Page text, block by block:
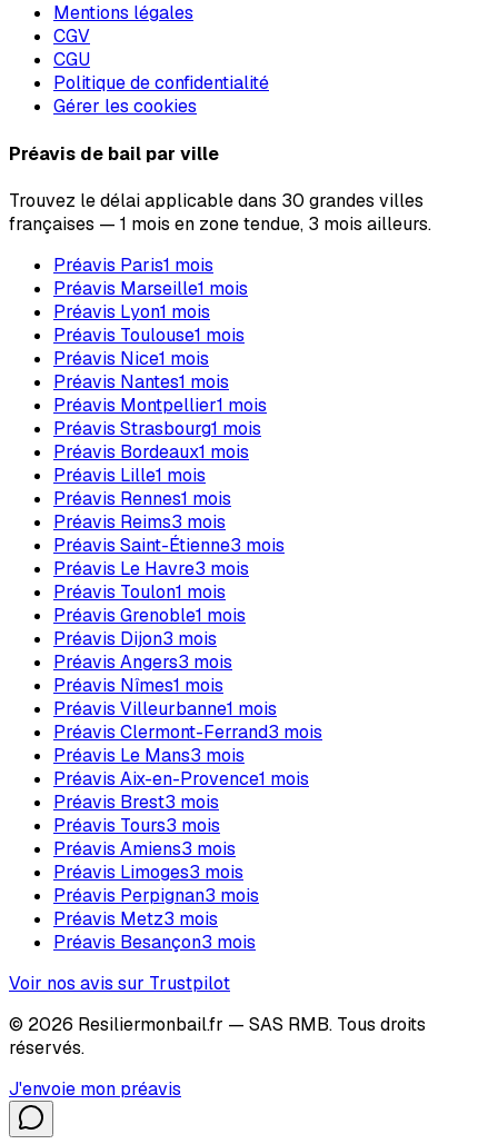
Mentions légales
CGV
CGU
Politique de confidentialité
Gérer les cookies
Préavis de bail par ville
Trouvez le délai applicable dans 30 grandes villes
françaises — 1 mois en zone tendue, 3 mois ailleurs.
Préavis Paris1 mois
Préavis Marseille1 mois
Préavis Lyon1 mois
Préavis Toulouse1 mois
Préavis Nice1 mois
Préavis Nantes1 mois
Préavis Montpellier1 mois
Préavis Strasbourg1 mois
Préavis Bordeaux1 mois
Préavis Lille1 mois
Préavis Rennes1 mois
Préavis Reims3 mois
Préavis Saint-Étienne3 mois
Préavis Le Havre3 mois
Préavis Toulon1 mois
Préavis Grenoble1 mois
Préavis Dijon3 mois
Préavis Angers3 mois
Préavis Nîmes1 mois
Préavis Villeurbanne1 mois
Préavis Clermont-Ferrand3 mois
Préavis Le Mans3 mois
Préavis Aix-en-Provence1 mois
Préavis Brest3 mois
Préavis Tours3 mois
Préavis Amiens3 mois
Préavis Limoges3 mois
Préavis Perpignan3 mois
Préavis Metz3 mois
Préavis Besançon3 mois
Voir nos avis sur Trustpilot
© 2026 Resiliermonbail.fr — SAS RMB. Tous droits
réservés.
J'envoie mon préavis